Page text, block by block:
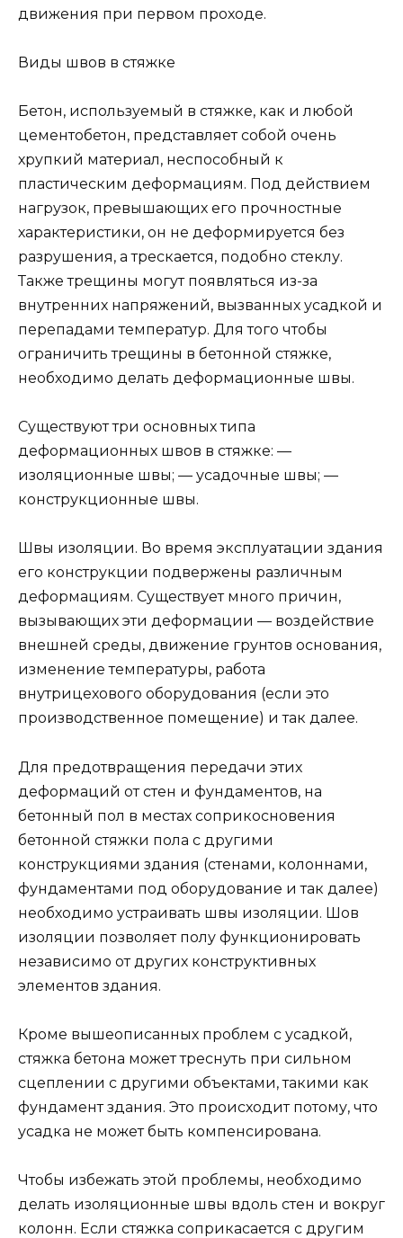
движения при первом проходе.
Виды швов в стяжке
Бетон, используемый в стяжке, как и любой
цементобетон, представляет собой очень
хрупкий материал, неспособный к
пластическим деформациям. Под действием
нагрузок, превышающих его прочностные
характеристики, он не деформируется без
разрушения, а трескается, подобно стеклу.
Также трещины могут появляться из-за
внутренних напряжений, вызванных усадкой и
перепадами температур. Для того чтобы
ограничить трещины в бетонной стяжке,
необходимо делать деформационные швы.
Существуют три основных типа
деформационных швов в стяжке: —
изоляционные швы; — усадочные швы; —
конструкционные швы.
Швы изоляции. Во время эксплуатации здания
его конструкции подвержены различным
деформациям. Существует много причин,
вызывающих эти деформации — воздействие
внешней среды, движение грунтов основания,
изменение температуры, работа
внутрицехового оборудования (если это
производственное помещение) и так далее.
Для предотвращения передачи этих
деформаций от стен и фундаментов, на
бетонный пол в местах соприкосновения
бетонной стяжки пола с другими
конструкциями здания (стенами, колоннами,
фундаментами под оборудование и так далее)
необходимо устраивать швы изоляции. Шов
изоляции позволяет полу функционировать
независимо от других конструктивных
элементов здания.
Кроме вышеописанных проблем с усадкой,
стяжка бетона может треснуть при сильном
сцеплении с другими объектами, такими как
фундамент здания. Это происходит потому, что
усадка не может быть компенсирована.
Чтобы избежать этой проблемы, необходимо
делать изоляционные швы вдоль стен и вокруг
колонн. Если стяжка соприкасается с другим